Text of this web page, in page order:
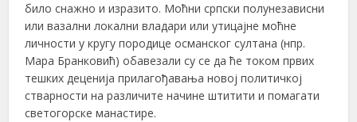
било снажно и изразито. Моћни српски полунезависни
или вазални локални владари или утицајне моћне
личности у кругу породице османског султана (нпр.
Мара Бранковић) обавезали су се да ће током првих
тешких деценија прилагођавања новој политичкој
стварности на различите начине штитити и помагати
светогорске манастире.